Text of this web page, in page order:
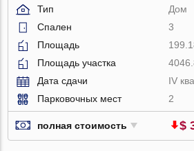
Тип
Дом
Спален
3
Площадь
Площадь участка
Дата сдачи
IV
Парковочных мест
2
полная стоимость $